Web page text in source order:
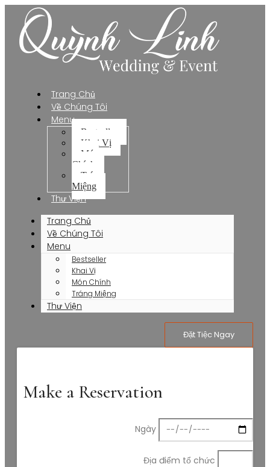
Trang Chủ
Về Chúng Tôi
Menu
Bestseller
Khai Vị
Món
Chính
Tráng
Miệng
Thư Viện
Trang Chủ
Về Chúng Tôi
Menu
Bestseller
Khai Vị
Món Chính
Tráng Miệng
Thư Viện
Đặt Tiệc Ngay
Make a Reservation
Ngày
Địa điểm tổ chức